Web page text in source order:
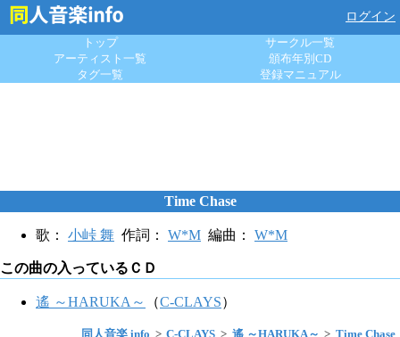
ログイン
トップ
サークル一覧
アーティスト一覧
頒布年別CD
タグ一覧
登録マニュアル
Time Chase
歌： 小峠 舞 作詞： W*M 編曲： W*M
この曲の入っているＣＤ
遙 ～HARUKA～ （C-CLAYS）
同人音楽 info C-CLAYS 遙 ～HARUKA～ Time Chase